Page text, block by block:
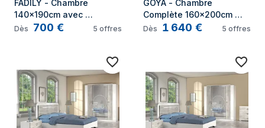
FADILY - Chambre
140x190cm avec
Commode et Chevets
Dès 700 € 5 offres
GOYA - Chambre
Complète 160x200cm
avec Commode
Dès 1 640 € 5 offres